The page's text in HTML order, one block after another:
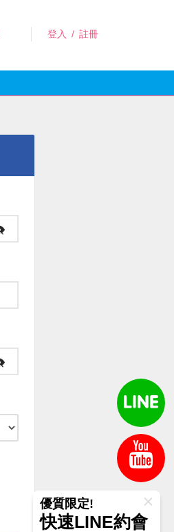
登入 / 註冊
優質限定!
快速LINE約會